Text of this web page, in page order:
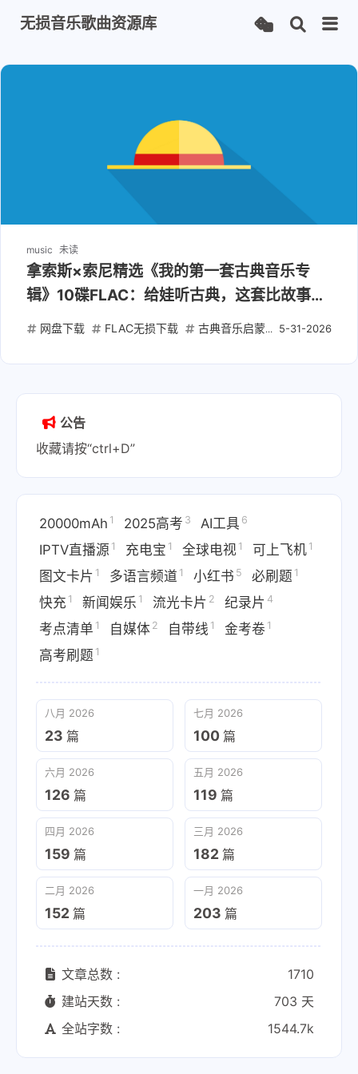
无损音乐歌曲资源库
music 未读
拿索斯×索尼精选《我的第一套古典音乐专
辑》10碟FLAC：给娃听古典，这套比故事书
还管用
5-31-2026
网盘下载 FLAC无损下载 古典音乐启蒙 拿索斯 Naxos
公告
收藏请按“ctrl+D”
20000mAh 1 2025高考 3 AI工具 6
IPTV直播源 1 充电宝 1 全球电视 1 可上飞机 1
图文卡片 1 多语言频道 1 小红书 5 必刷题 1
快充 1 新闻娱乐 1 流光卡片 2 纪录片 4
考点清单 1 自媒体 2 自带线 1 金考卷 1
高考刷题 1
八月 2026
23 篇
七月 2026
100 篇
六月 2026
126 篇
五月 2026
119 篇
四月 2026
159 篇
三月 2026
182 篇
二月 2026
152 篇
一月 2026
203 篇
文章总数 :
1710
建站天数 :
703 天
全站字数 :
1544.7k